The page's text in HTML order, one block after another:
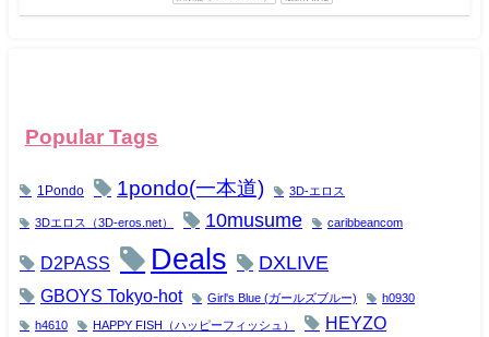
Popular Tags
1Pondo 1pondo(一本道) 3D-エロス
3Dエロス（3D-eros.net） 10musume caribbeancom
D2PASS Deals DXLIVE
GBOYS Tokyo-hot Girl's Blue (ガールズブルー) h0930
h4610 HAPPY FISH（ハッピーフィッシュ）
HEYZO